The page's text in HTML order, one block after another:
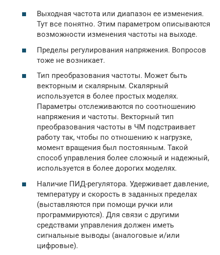
Выходная частота или диапазон ее изменения.
Тут все понятно. Этим параметром описываются
возможности изменения частоты на выходе.
Пределы регулирования напряжения. Вопросов
тоже не возникает.
Тип преобразования частоты. Может быть
векторным и скалярным. Скалярный
используется в более простых моделях.
Параметры отслеживаются по соотношению
напряжения и частоты. Векторный тип
преобразования частоты в ЧМ подстраивает
работу так, чтобы по отношению к нагрузке,
момент вращения был постоянным. Такой
способ управления более сложный и надежный,
используется в более дорогих моделях.
Наличие ПИД-регулятора. Удерживает давление,
температуру и скорость в заданных пределах
(выставляются при помощи ручки или
программируются). Для связи с другими
средствами управления должен иметь
сигнальные выводы (аналоговые и/или
цифровые).